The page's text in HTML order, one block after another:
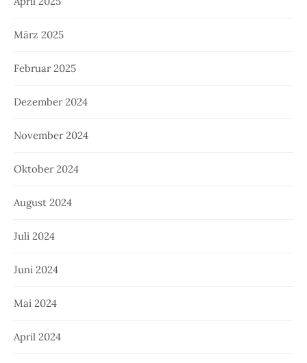
März 2025
Februar 2025
Dezember 2024
November 2024
Oktober 2024
August 2024
Juli 2024
Juni 2024
Mai 2024
April 2024